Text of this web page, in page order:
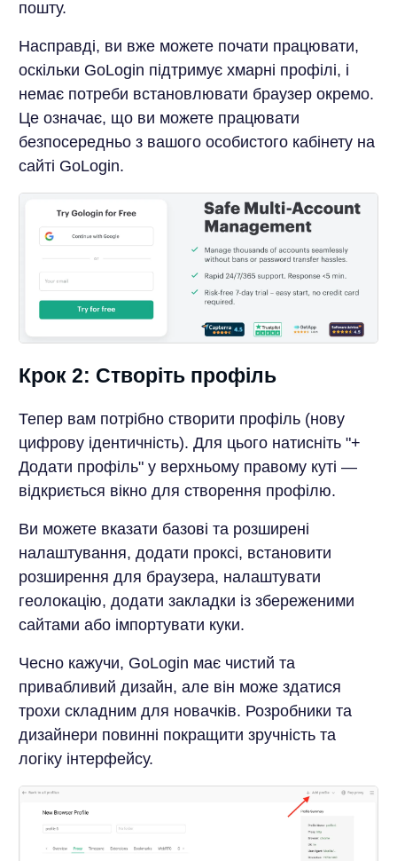
пошту.
Насправді, ви вже можете почати працювати,
оскільки GoLogin підтримує хмарні профілі, і
немає потреби встановлювати браузер окремо.
Це означає, що ви можете працювати
безпосередньо з вашого особистого кабінету на
сайті GoLogin.
Крок 2: Створіть профіль
Тепер вам потрібно створити профіль (нову
цифрову ідентичність). Для цього натисніть "+
Додати профіль" у верхньому правому куті —
відкриється вікно для створення профілю.
Ви можете вказати базові та розширені
налаштування, додати проксі, встановити
розширення для браузера, налаштувати
геолокацію, додати закладки із збереженими
сайтами або імпортувати куки.
Чесно кажучи, GoLogin має чистий та
привабливий дизайн, але він може здатися
трохи складним для новачків. Розробники та
дизайнери повинні покращити зручність та
логіку інтерфейсу.